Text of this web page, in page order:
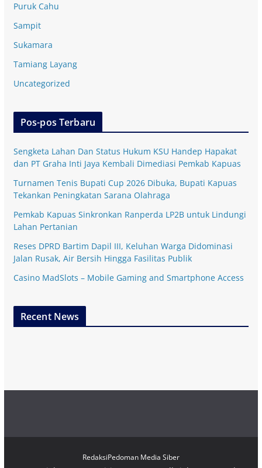
Puruk Cahu
Sampit
Sukamara
Tamiang Layang
Uncategorized
Pos-pos Terbaru
Sengketa Lahan Dan Status Hukum KSU Handep Hapakat
dan PT Graha Inti Jaya Kembali Dimediasi Pemkab Kapuas
Turnamen Tenis Bupati Cup 2026 Dibuka, Bupati Kapuas
Tekankan Peningkatan Sarana Olahraga
Pemkab Kapuas Sinkronkan Ranperda LP2B untuk Lindungi
Lahan Pertanian
Reses DPRD Bartim Dapil III, Keluhan Warga Didominasi
Jalan Rusak, Air Bersih Hingga Fasilitas Publik
Casino MadSlots – Mobile Gaming and Smartphone Access
Recent News
RedaksiPedoman Media Siber